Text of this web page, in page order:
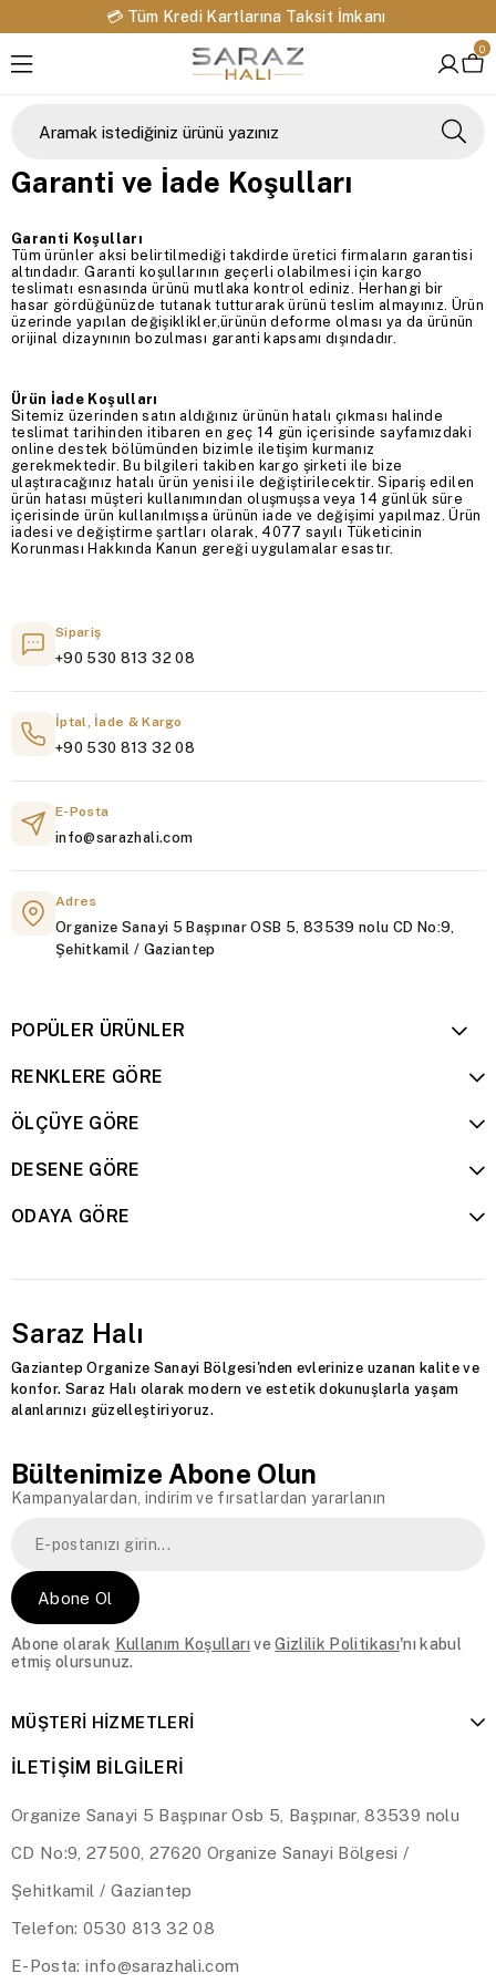
💳 Tüm Kredi Kartlarına Taksit İmkanı
0
Garanti ve İade Koşulları
Garanti Koşulları
Tüm ürünler aksi belirtilmediği takdirde üretici firmaların garantisi
altındadır. Garanti koşullarının geçerli olabilmesi için kargo
teslimatı esnasında ürünü mutlaka kontrol ediniz. Herhangi bir
hasar gördüğünüzde tutanak tutturarak ürünü teslim almayınız. Ürün
üzerinde yapılan değişiklikler,ürünün deforme olması ya da ürünün
orijinal dizaynının bozulması garanti kapsamı dışındadır.
Ürün İade Koşulları
Sitemiz üzerinden satın aldığınız ürünün hatalı çıkması halinde
teslimat tarihinden itibaren en geç 14 gün içerisinde sayfamızdaki
online destek bölümünden bizimle iletişim kurmanız
gerekmektedir. Bu bilgileri takiben kargo şirketi ile bize
ulaştıracağınız hatalı ürün yenisi ile değiştirilecektir. Sipariş edilen
ürün hatası müşteri kullanımından oluşmuşsa veya 14 günlük süre
içerisinde ürün kullanılmışsa ürünün iade ve değişimi yapılmaz. Ürün
iadesi ve değiştirme şartları olarak, 4077 sayılı Tüketicinin
Korunması Hakkında Kanun gereği uygulamalar esastır.
Sipariş
+90 530 813 32 08
İptal, İade & Kargo
+90 530 813 32 08
E-Posta
info@sarazhali.com
Adres
Organize Sanayi 5 Başpınar OSB 5, 83539 nolu CD No:9,
Şehitkamil / Gaziantep
POPÜLER ÜRÜNLER
RENKLERE GÖRE
ÖLÇÜYE GÖRE
DESENE GÖRE
ODAYA GÖRE
Saraz Halı
Gaziantep Organize Sanayi Bölgesi'nden evlerinize uzanan kalite ve
konfor. Saraz Halı olarak modern ve estetik dokunuşlarla yaşam
alanlarınızı güzelleştiriyoruz.
Bültenimize Abone Olun
Kampanyalardan, indirim ve fırsatlardan yararlanın
Abone Ol
Abone olarak Kullanım KoşullarıveGizlilik Politikası'nı kabul
etmiş olursunuz.
MÜŞTERİ HİZMETLERİ
İLETİŞİM BİLGİLERİ
Organize Sanayi 5 Başpınar Osb 5, Başpınar, 83539 nolu
CD No:9, 27500, 27620 Organize Sanayi Bölgesi /
Şehitkamil / Gaziantep
Telefon: 0530 813 32 08
E-Posta:info@sarazhali.com